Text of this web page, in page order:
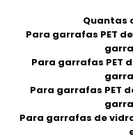
Quantas
Para garrafas PET
Para garrafas PET
Para garrafas PET
Para garrafas de